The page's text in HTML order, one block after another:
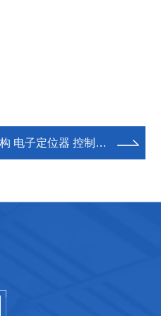
子定位器 控制模块